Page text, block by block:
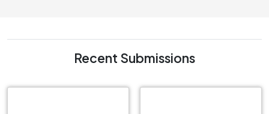
Recent Submissions